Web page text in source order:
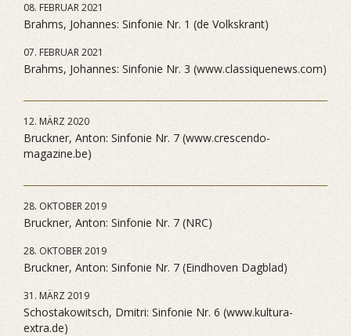
08. FEBRUAR 2021
Brahms, Johannes: Sinfonie Nr. 1 (de Volkskrant)
07. FEBRUAR 2021
Brahms, Johannes: Sinfonie Nr. 3 (www.classiquenews.com)
12. MÄRZ 2020
Bruckner, Anton: Sinfonie Nr. 7 (www.crescendo-
magazine.be)
28. OKTOBER 2019
Bruckner, Anton: Sinfonie Nr. 7 (NRC)
28. OKTOBER 2019
Bruckner, Anton: Sinfonie Nr. 7 (Eindhoven Dagblad)
31. MÄRZ 2019
Schostakowitsch, Dmitri: Sinfonie Nr. 6 (www.kultura-
extra.de)